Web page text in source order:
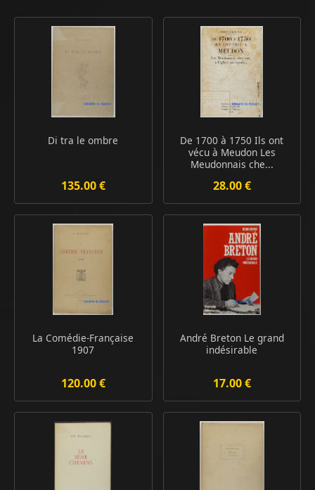
Di tra le ombre
135.00 €
De 1700 à 1750 Ils ont
vécu à Meudon Les
Meudonnais che...
28.00 €
La Comédie-Française
1907
120.00 €
André Breton Le grand
indésirable
17.00 €